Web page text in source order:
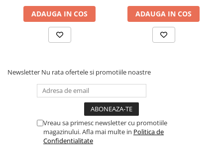
ADAUGA IN COS ADAUGA IN COS
Newsletter Nu rata ofertele si promotiile noastre
Vreau sa primesc newsletter cu promotiile
magazinului. Afla mai multe in Politica de
Confidentialitate